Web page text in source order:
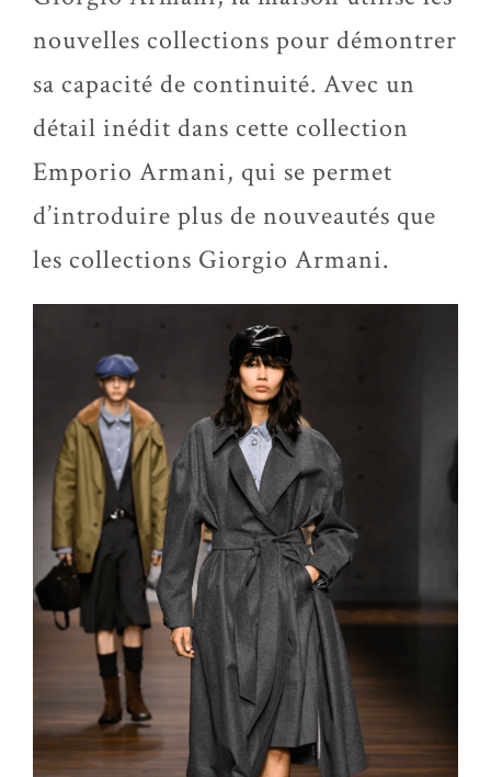
nouvelles collections pour démontrer
sa capacité de continuité. Avec un
détail inédit dans cette collection
Emporio Armani, qui se permet
d’introduire plus de nouveautés que
les collections Giorgio Armani.